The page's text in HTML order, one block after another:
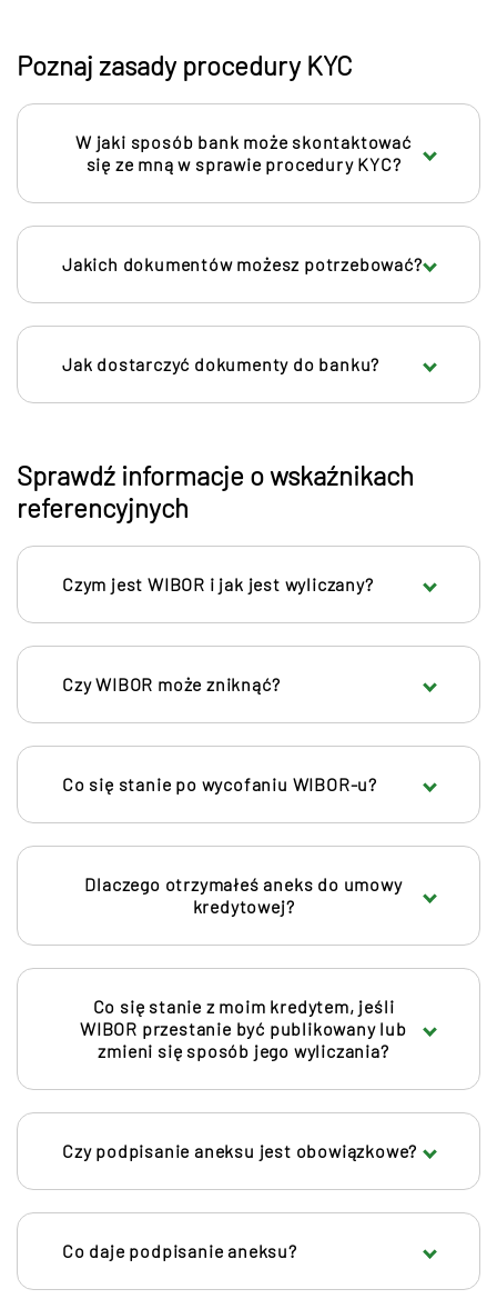
Poznaj zasady procedury KYC
W jaki sposób bank może skontaktować
się ze mną w sprawie procedury KYC?
Jakich dokumentów możesz potrzebować?
Jak dostarczyć dokumenty do banku?
Sprawdź informacje o wskaźnikach
referencyjnych
Czym jest WIBOR i jak jest wyliczany?
Czy WIBOR może zniknąć?
Co się stanie po wycofaniu WIBOR-u?
Dlaczego otrzymałeś aneks do umowy
kredytowej?
Co się stanie z moim kredytem, jeśli
WIBOR przestanie być publikowany lub
zmieni się sposób jego wyliczania?
Czy podpisanie aneksu jest obowiązkowe?
Co daje podpisanie aneksu?